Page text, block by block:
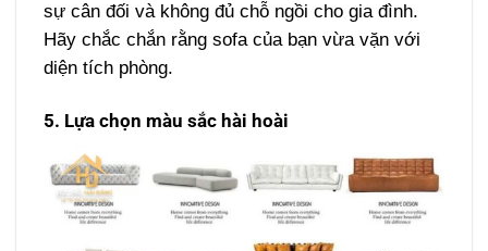
sự cân đối và không đủ chỗ ngồi cho gia đình.
Hãy chắc chắn rằng sofa của bạn vừa vặn với
diện tích phòng.
5. Lựa chọn màu sắc hài hoài